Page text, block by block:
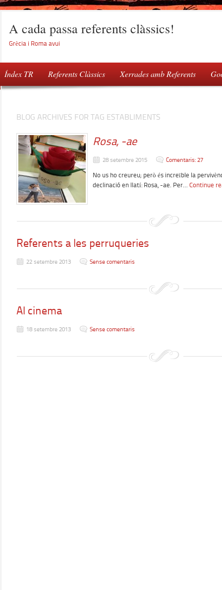
A cada passa referents clàssics!
Grècia i Roma avui
Índex TR Referents Clàssics Xerrades amb Referents
BLOG ARCHIVES FOR TAG ESTABLIMENTS
Rosa, -ae
28 setembre 2015 Comentaris: 27
No us ho creureu; però és increïble la
declinació en llatí: Rosa, -ae. Per… Continue
Referents a les perruqueries
22 setembre 2013 Sense comentaris
Al cinema
18 setembre 2013 Sense comentaris